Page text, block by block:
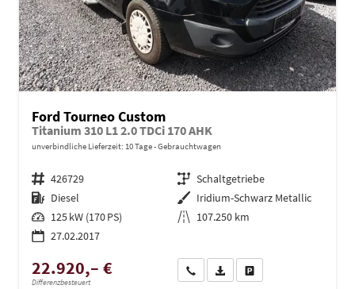
Ford Tourneo Custom
Titanium 310 L1 2.0 TDCi 170 AHK
unverbindliche Lieferzeit: 10 Tage Gebrauchtwagen
Fahrzeugnr. 426729 Getriebe Schaltgetriebe
Kraftstoff Diesel Außenfarbe Iridium-Schwarz Metallic
Leistung 125 kW (170 PS) Kilometerstand 107.250 km
27.02.2017
22.920,– €
Differenzbesteuert
Wir rufen Sie anPDF-Datei, Fahrzeugexposé